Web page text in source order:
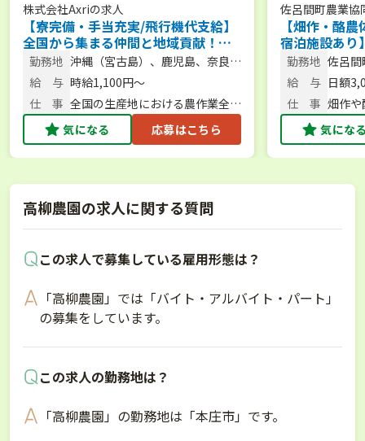
株式会社Axriの求人
【寮完備・手当充実/飛行機代支給】
全国から集まる仲間と地域貢献！農
繁期をサポートする短期アルバイト
を大募集！／大型特殊・フォークリ
フト免許保有者、大歓迎！
勤務地 沖縄（宮古島）、鹿児島、奈良、
北海道など
給 与 時給1,100円〜
仕 事 全国の生産地における農作業全般
／農作業・スタッフ管理
気になる 応募はこちら
佐呂間町農業協
【畑作・酪
宿泊施設あり
体験から新
スで始めら
勤務地 佐呂
給 与 日額
仕 事 畑作
気にな
高柳農園の求人に関する質問
この求人で募集している雇用形態は？
「高柳農園」では「バイト・アルバイト・パート」
の募集をしています。
この求人の勤務地は？
「高柳農園」の勤務地は「本庄市」です。